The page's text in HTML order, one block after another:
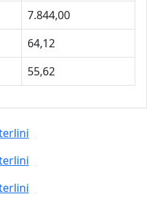
7.844,00
64,12
55,62